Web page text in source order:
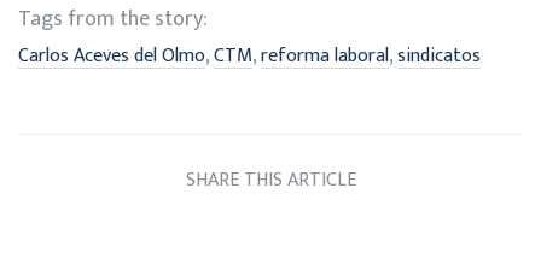
Tags from the story:
Carlos Aceves del Olmo,CTM,reforma laboral,sindicatos
SHARE THIS ARTICLE